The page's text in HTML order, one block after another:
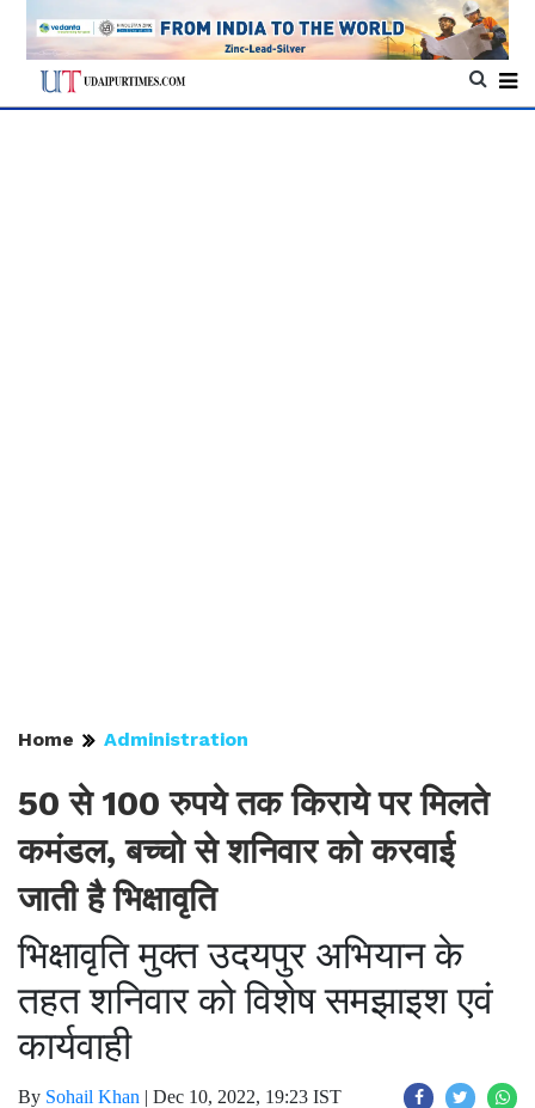
Home Administration
50 से 100 रुपये तक किराये पर मिलते
कमंडल, बच्चो से शनिवार को करवाई
जाती है भिक्षावृति
भिक्षावृति मुक्त उदयपुर अभियान के
तहत शनिवार को विशेष समझाइश एवं
कार्यवाही
By Sohail Khan | Dec 10, 2022, 19:23 IST